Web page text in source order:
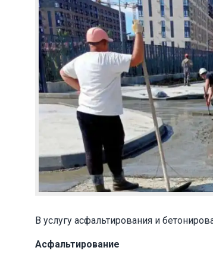
В услугу асфальтирования и
Асфальтирование